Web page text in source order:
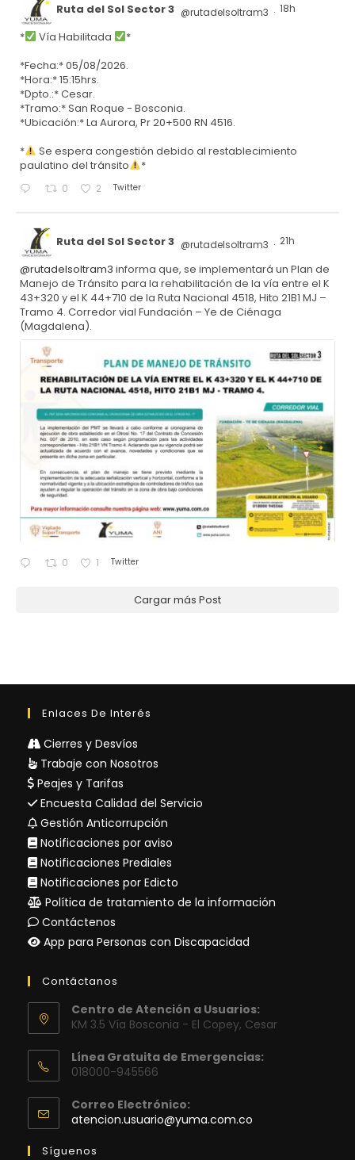
Ruta del Sol Sector 3 @rutadelsoltram3 · 18h
* Vía Habilitada
*
*Fecha:* 05/08/2026.
*Hora:* 15:15hrs.
*Dpto.:* Cesar.
*Tramo:* San Roque - Bosconia.
*Ubicación:* La Aurora, Pr 20+500 RN 4516.
*
Se espera congestión debido al restablecimiento
paulatino del tránsito
*
0 2 Twitter
Ruta del Sol Sector 3 @rutadelsoltram3 · 21h
@rutadelsoltram3 informa que, se implementará un Plan de
Manejo de Tránsito para la rehabilitación de la vía entre el K
43+320 y el K 44+710 de la Ruta Nacional 4518, Hito 21B1 MJ –
Tramo 4. Corredor vial Fundación – Ye de Ciénaga
(Magdalena).
0 1 Twitter
Cargar más Post
Enlaces De Interés
Cierres y Desvíos
Trabaje con Nosotros
Peajes y Tarifas
Encuesta Calidad del Servicio
Gestión Anticorrupción
Notificaciones por aviso
Notificaciones Prediales
Notificaciones por Edicto
Política de tratamiento de la información
Contáctenos
App para Personas con Discapacidad
Contáctanos
Centro de Atención a Usuarios:
KM 3.5 Vía Bosconia - El Copey, Cesar
Línea Gratuita de Emergencias:
018000-945566
Correo Electrónico:
atencion.usuario@yuma.com.co
Síguenos